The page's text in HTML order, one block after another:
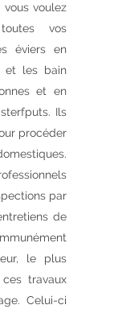
voulez
vos
éviers en
et les bain
et en
Ils
procéder
par
de
le plus
travaux
Celui-ci